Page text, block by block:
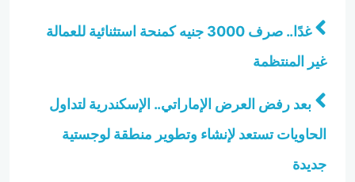
غدًا.. صرف 3000 جنيه كمنحة استثنائية للعمالة
غير المنتظمة
بعد رفض العرض الإماراتي.. الإسكندرية لتداول
الحاويات تستعد لإنشاء وتطوير منطقة لوجستية
جديدة